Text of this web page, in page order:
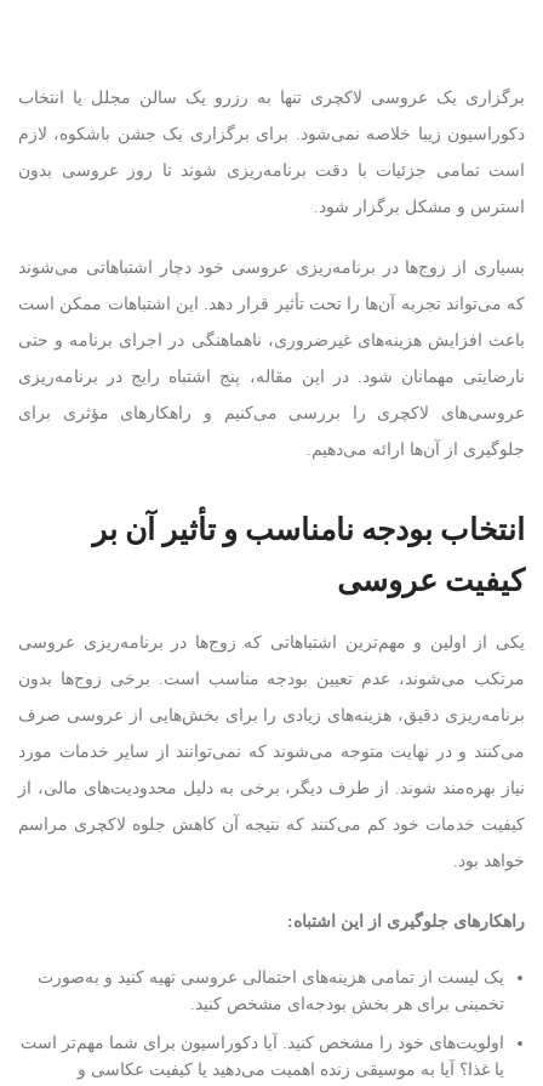
برگزاری یک عروسی لاکچری تنها به رزرو یک سالن مجلل یا انتخاب
دکوراسیون زیبا خلاصه نمی‌شود. برای برگزاری یک جشن باشکوه، لازم
است تمامی جزئیات با دقت برنامه‌ریزی شوند تا روز عروسی بدون
استرس و مشکل برگزار شود.
بسیاری از زوج‌ها در برنامه‌ریزی عروسی خود دچار اشتباهاتی می‌شوند
که می‌تواند تجربه آن‌ها را تحت تأثیر قرار دهد. این اشتباهات ممکن است
باعث افزایش هزینه‌های غیرضروری، ناهماهنگی در اجرای برنامه و حتی
نارضایتی مهمانان شود. در این مقاله، پنج اشتباه رایج در برنامه‌ریزی
عروسی‌های لاکچری را بررسی می‌کنیم و راهکارهای مؤثری برای
جلوگیری از آن‌ها ارائه می‌دهیم.
انتخاب بودجه نامناسب و تأثیر آن بر
کیفیت عروسی
یکی از اولین و مهم‌ترین اشتباهاتی که زوج‌ها در برنامه‌ریزی عروسی
مرتکب می‌شوند، عدم تعیین بودجه مناسب است. برخی زوج‌ها بدون
برنامه‌ریزی دقیق، هزینه‌های زیادی را برای بخش‌هایی از عروسی صرف
می‌کنند و در نهایت متوجه می‌شوند که نمی‌توانند از سایر خدمات مورد
نیاز بهره‌مند شوند. از طرف دیگر، برخی به دلیل محدودیت‌های مالی، از
کیفیت خدمات خود کم می‌کنند که نتیجه آن کاهش جلوه لاکچری مراسم
خواهد بود.
راهکارهای جلوگیری از این اشتباه:
یک لیست از تمامی هزینه‌های احتمالی عروسی تهیه کنید و به‌صورت
تخمینی برای هر بخش بودجه‌ای مشخص کنید.
اولویت‌های خود را مشخص کنید. آیا دکوراسیون برای شما مهم‌تر است
یا غذا؟ آیا به موسیقی زنده اهمیت می‌دهید یا کیفیت عکاسی و